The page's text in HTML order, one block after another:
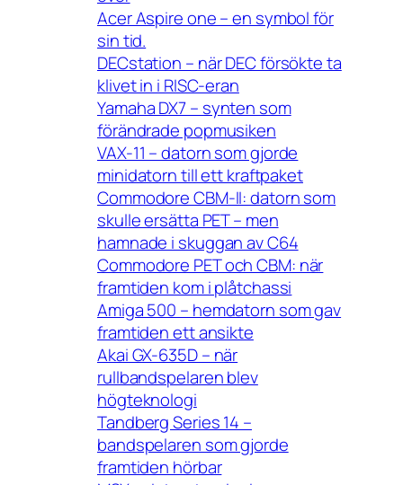
Acer Aspire one – en symbol för
sin tid.
DECstation – när DEC försökte ta
klivet in i RISC-eran
Yamaha DX7 – synten som
förändrade popmusiken
VAX-11 – datorn som gjorde
minidatorn till ett kraftpaket
Commodore CBM-II: datorn som
skulle ersätta PET – men
hamnade i skuggan av C64
Commodore PET och CBM: när
framtiden kom i plåtchassi
Amiga 500 – hemdatorn som gav
framtiden ett ansikte
Akai GX-635D – när
rullbandspelaren blev
högteknologi
Tandberg Series 14 –
bandspelaren som gjorde
framtiden hörbar